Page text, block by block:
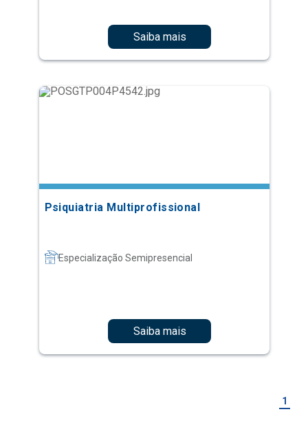
Saiba mais
Psiquiatria Multiprofissional
Especialização Semipresencial
Saiba mais
1